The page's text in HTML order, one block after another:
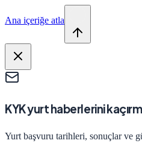
Ana içeriğe atla
KYK yurt haberlerini
Yurt başvuru tarihleri, sonuçlar ve